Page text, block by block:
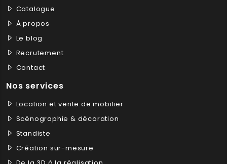
Catalogue
À propos
Le blog
Recrutement
Contact
Nos services
Location et vente de mobilier
Scénographie & décoration
Standiste
Création sur-mesure